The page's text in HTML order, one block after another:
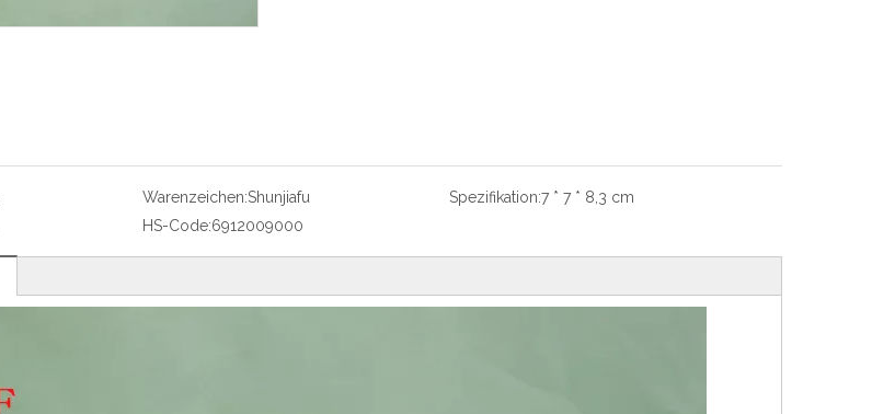
Warenzeichen:Shunjiafu Spezifikation:7 * 7 * 8,3 cm
HS-Code:6912009000